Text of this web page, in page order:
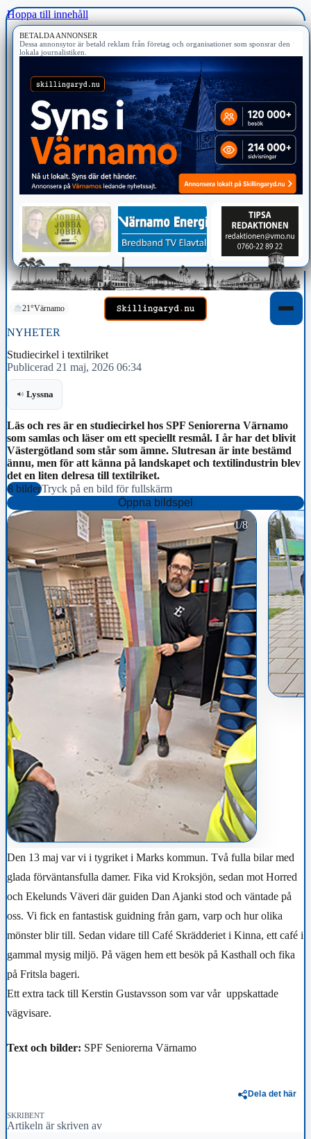
Hoppa till innehåll
BETALDA ANNONSER
Dessa annonsytor är betald reklam från företag och organisationer som sponsrar den
lokala journalistiken.
21°Värnamo
NYHETER
Studiecirkel i textilriket
Publicerad 21 maj, 2026 06:34
Lyssna
Läs och res är en studiecirkel hos SPF Seniorerna Värnamo
som samlas och läser om ett speciellt resmål. I år har det blivit
Västergötland som står som ämne. Slutresan är inte bestämd
ännu, men för att känna på landskapet och textilindustrin blev
det en liten delresa till textilriket.
8 bilderTryck på en bild för fullskärm
Öppna bildspel
1/8
Den 13 maj var vi i tygriket i Marks kommun. Två fulla bilar med
glada förväntansfulla damer. Fika vid Kroksjön, sedan mot Horred
och Ekelunds Väveri där guiden Dan Ajanki stod och väntade på
oss. Vi fick en fantastisk guidning från garn, varp och hur olika
mönster blir till. Sedan vidare till Café Skrädderiet i Kinna, ett café i
gammal mysig miljö. På vägen hem ett besök på Kasthall och fika
på Fritsla bageri.
Ett extra tack till Kerstin Gustavsson som var vår uppskattade
vägvisare.
Text och bilder: SPF Seniorerna Värnamo
Dela det här
SKRIBENT
Artikeln är skriven av